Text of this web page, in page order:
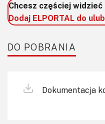
Chcesz częściej
Dodaj ELPORTAL do
DO POBRANIA
Dokumentacja